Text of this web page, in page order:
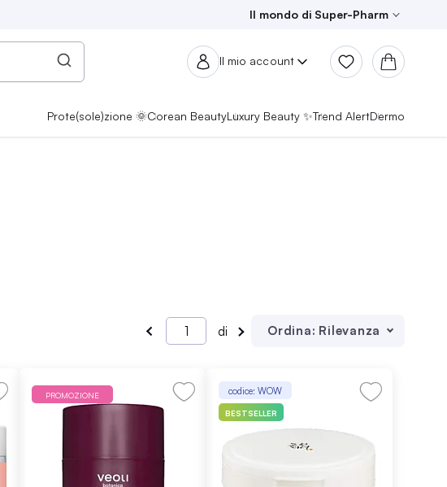
Il mondo di Super-Pharm
Il mio account
Prote(sole)zione 🌞Corean BeautyLuxury Beauty ✨Trend AlertDermo
di Ordina: Rilevanza
PROMOZIONE codice: WOW
BESTSELLER